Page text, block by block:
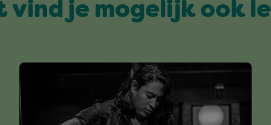
vind je mogelijk ook